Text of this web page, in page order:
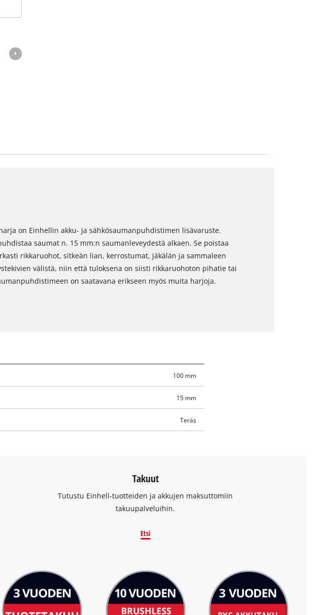
palvelun
on Einhellin akku- ja sähkösaumanpuhdistimen lisävaruste.
saumat n. 15 mm:n saumanleveydestä alkaen. Se poistaa
rikkaruohot, sitkeän lian, kerrostumat, jäkälän ja sammaleen
välistä, niin että tuloksena on siisti rikkaruohoton pihatie tai
on saatavana erikseen myös muita harjoja.
100 mm
15 mm
Teräs
Takuut
Tutustu Einhell-tuotteiden ja akkujen maksuttomiin
takuupalveluihin.
Etsi